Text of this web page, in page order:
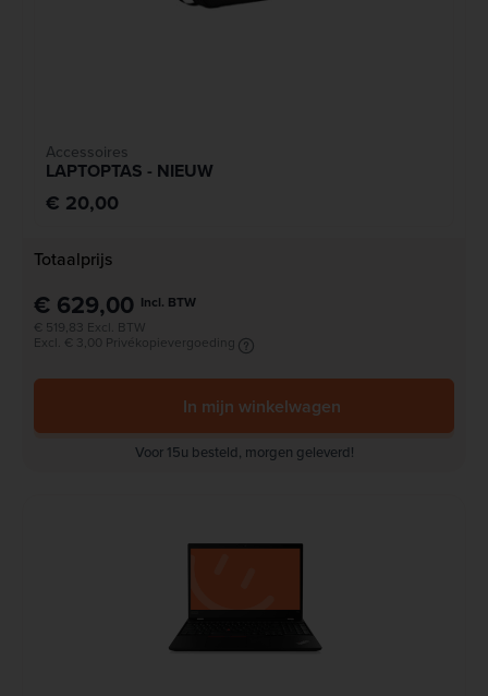
Accessoires
LAPTOPTAS - NIEUW
€ 20,00
Totaalprijs
€ 629,00 Incl. BTW
€ 519,83 Excl. BTW
Excl. € 3,00 Privékopievergoeding
In mijn winkelwagen
Voor 15u besteld, morgen geleverd!